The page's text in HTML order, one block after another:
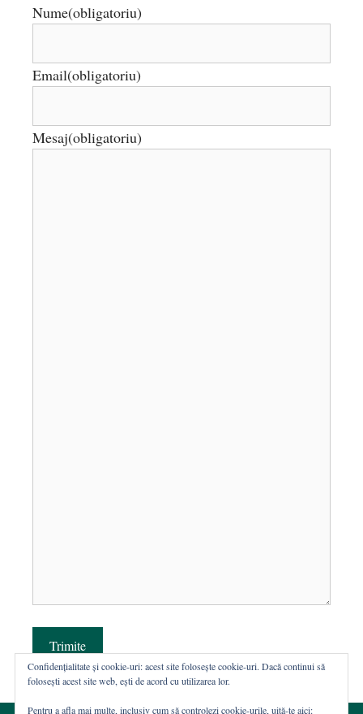
Nume(obligatoriu)
Email(obligatoriu)
Mesaj(obligatoriu)
Trimite
Confidențialitate și cookie-uri: acest site folosește cookie-uri. Dacă continui să
folosești acest site web, ești de acord cu utilizarea lor.
Pentru a afla mai multe, inclusiv cum să controlezi cookie-urile, uită-te aici: